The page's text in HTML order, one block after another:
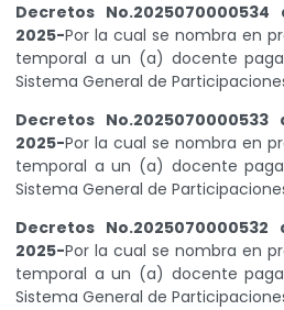
Decretos
2025-Por la cual se nombra en
temporal a un (a) docente
Sistema General de
Decretos
2025-Por la cual se nombra en
temporal a un (a) docente
Sistema General de
Decretos
2025-Por la cual se nombra en
temporal a un (a) docente
Sistema General de